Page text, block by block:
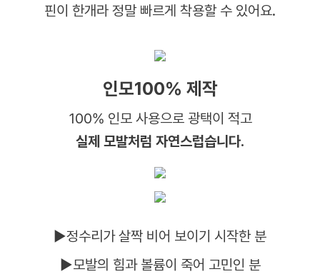
핀이 한개라 정말 빠르게 착용할 수 있어요.
인모100% 제작
100% 인모 사용으로 광택이 적고
실제 모발처럼 자연스럽습니다.
▶정수리가 살짝 비어 보이기 시작한 분
▶모발의 힘과 볼륨이 죽어 고민인 분